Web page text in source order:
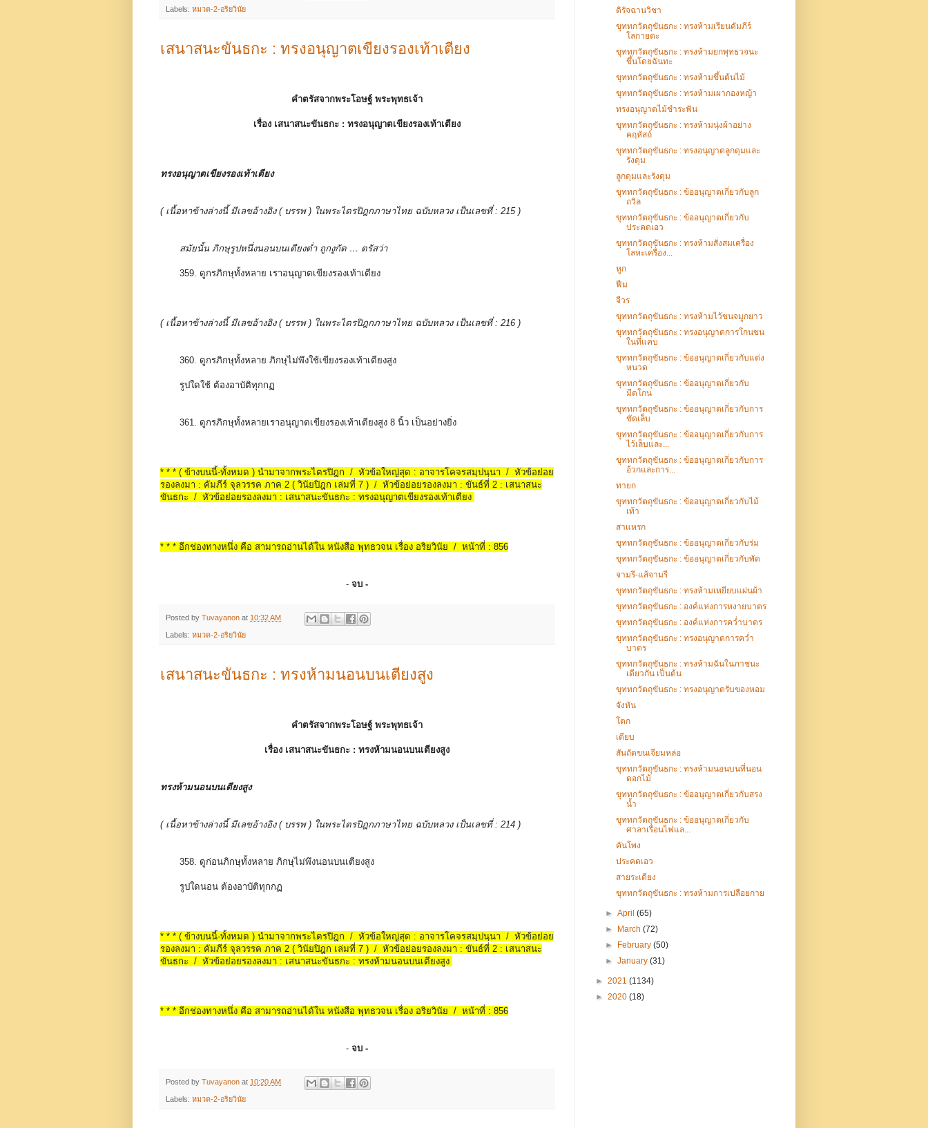
Labels: หมวด-2-อริยวินัย
เสนาสนะขันธกะ : ทรงอนุญาตเขียงรองเท้าเตียง
คำตรัสจากพระโอษฐ์ พระพุทธเจ้า
เรื่อง เสนาสนะขันธกะ : ทรงอนุญาตเขียงรองเท้าเตียง
ทรงอนุญาตเขียงรองเท้าเตียง
( เนื้อหาข้างล่างนี้ มีเลขอ้างอิง ( บรรพ ) ในพระไตรปิฎกภาษาไทย ฉบับหลวง เป็นเลขที่ : 215 )
สมัยนั้น ภิกษุรูปหนึ่งนอนบนเตียงต่ำ ถูกงูกัด … ตรัสว่า
359. ดูกรภิกษุทั้งหลาย เราอนุญาตเขียงรองเท้าเตียง
( เนื้อหาข้างล่างนี้ มีเลขอ้างอิง ( บรรพ ) ในพระไตรปิฎกภาษาไทย ฉบับหลวง เป็นเลขที่ : 216 )
360. ดูกรภิกษุทั้งหลาย ภิกษุไม่พึงใช้เขียงรองเท้าเตียงสูง
รูปใดใช้ ต้องอาบัติทุกกฏ
361. ดูกรภิกษุทั้งหลายเราอนุญาตเขียงรองเท้าเตียงสูง 8 นิ้ว เป็นอย่างยิ่ง
* * * ( ข้างบนนี้-ทั้งหมด ) นำมาจากพระไตรปิฎก / หัวข้อใหญ่สุด : อาจารโคจรสมฺปนฺนา / หัวข้อย่อย
รองลงมา : คัมภีร์ จุลวรรค ภาค 2 ( วินัยปิฎก เล่มที่ 7 ) / หัวข้อย่อยรองลงมา : ขันธ์ที่ 2 : เสนาสนะ
ขันธกะ / หัวข้อย่อยรองลงมา : เสนาสนะขันธกะ : ทรงอนุญาตเขียงรองเท้าเตียง
* * * อีกช่องทางหนึ่ง คือ สามารถอ่านได้ใน หนังสือ พุทธวจน เรื่อง อริยวินัย / หน้าที่ : 856
- จบ -
Posted by Tuvayanon at 10:32 AM
Labels: หมวด-2-อริยวินัย
เสนาสนะขันธกะ : ทรงห้ามนอนบนเตียงสูง
คำตรัสจากพระโอษฐ์ พระพุทธเจ้า
เรื่อง เสนาสนะขันธกะ : ทรงห้ามนอนบนเตียงสูง
ทรงห้ามนอนบนเตียงสูง
( เนื้อหาข้างล่างนี้ มีเลขอ้างอิง ( บรรพ ) ในพระไตรปิฎกภาษาไทย ฉบับหลวง เป็นเลขที่ : 214 )
358. ดูก่อนภิกษุทั้งหลาย ภิกษุไม่พึงนอนบนเตียงสูง
รูปใดนอน ต้องอาบัติทุกกฏ
* * * ( ข้างบนนี้-ทั้งหมด ) นำมาจากพระไตรปิฎก / หัวข้อใหญ่สุด : อาจารโคจรสมฺปนฺนา / หัวข้อย่อย
รองลงมา : คัมภีร์ จุลวรรค ภาค 2 ( วินัยปิฎก เล่มที่ 7 ) / หัวข้อย่อยรองลงมา : ขันธ์ที่ 2 : เสนาสนะ
ขันธกะ / หัวข้อย่อยรองลงมา : เสนาสนะขันธกะ : ทรงห้ามนอนบนเตียงสูง
* * * อีกช่องทางหนึ่ง คือ สามารถอ่านได้ใน หนังสือ พุทธวจน เรื่อง อริยวินัย / หน้าที่ : 856
- จบ -
Posted by Tuvayanon at 10:20 AM
Labels: หมวด-2-อริยวินัย
ดิรัจฉานวิชา
ขุททกวัตถุขันธกะ : ทรงห้ามเรียนคัมภีร์
โลกายตะ
ขุททกวัตถุขันธกะ : ทรงห้ามยกพุทธวจนะ
ขึ้นโดยฉันทะ
ขุททกวัตถุขันธกะ : ทรงห้ามขึ้นต้นไม้
ขุททกวัตถุขันธกะ : ทรงห้ามเผากองหญ้า
ทรงอนุญาตไม้ชำระฟัน
ขุททกวัตถุขันธกะ : ทรงห้ามนุ่งผ้าอย่าง
คฤหัสถ์
ขุททกวัตถุขันธกะ : ทรงอนุญาตลูกดุมและ
รังดุม
ลูกดุมและรังดุม
ขุททกวัตถุขันธกะ : ข้ออนุญาตเกี่ยวกับลูก
ถวิล
ขุททกวัตถุขันธกะ : ข้ออนุญาตเกี่ยวกับ
ประคดเอว
ขุททกวัตถุขันธกะ : ทรงห้ามสั่งสมเครื่อง
โลหะเครื่อง...
หูก
ฟืม
จีวร
ขุททกวัตถุขันธกะ : ทรงห้ามไว้ขนจมูกยาว
ขุททกวัตถุขันธกะ : ทรงอนุญาตการโกนขน
ในที่แคบ
ขุททกวัตถุขันธกะ : ข้ออนุญาตเกี่ยวกับแต่ง
หนวด
ขุททกวัตถุขันธกะ : ข้ออนุญาตเกี่ยวกับ
มีดโกน
ขุททกวัตถุขันธกะ : ข้ออนุญาตเกี่ยวกับการ
ขัดเล็บ
ขุททกวัตถุขันธกะ : ข้ออนุญาตเกี่ยวกับการ
ไว้เล็บและ...
ขุททกวัตถุขันธกะ : ข้ออนุญาตเกี่ยวกับการ
อ้วกและการ...
ทายก
ขุททกวัตถุขันธกะ : ข้ออนุญาตเกี่ยวกับไม้
เท้า
สาแหรก
ขุททกวัตถุขันธกะ : ข้ออนุญาตเกี่ยวกับร่ม
ขุททกวัตถุขันธกะ : ข้ออนุญาตเกี่ยวกับพัด
จามรี-แส้จามรี
ขุททกวัตถุขันธกะ : ทรงห้ามเหยียบแผ่นผ้า
ขุททกวัตถุขันธกะ : องค์แห่งการหงายบาตร
ขุททกวัตถุขันธกะ : องค์แห่งการคว่ำบาตร
ขุททกวัตถุขันธกะ : ทรงอนุญาตการคว่ำ
บาตร
ขุททกวัตถุขันธกะ : ทรงห้ามฉันในภาชนะ
เดียวกัน เป็นต้น
ขุททกวัตถุขันธกะ : ทรงอนุญาตรับของหอม
จังหัน
โตก
เตียบ
สันถัดขนเจียมหล่อ
ขุททกวัตถุขันธกะ : ทรงห้ามนอนบนที่นอน
ดอกไม้
ขุททกวัตถุขันธกะ : ข้ออนุญาตเกี่ยวกับสรง
น้ำ
ขุททกวัตถุขันธกะ : ข้ออนุญาตเกี่ยวกับ
ศาลาเรือนไฟแล...
คันโพง
ประคดเอว
สายระเดียง
ขุททกวัตถุขันธกะ : ทรงห้ามการเปลือยกาย
►April(65)
►
March(72)
►
February(50)
►January(31)
► 2021 (1134)
► 2020 (18)